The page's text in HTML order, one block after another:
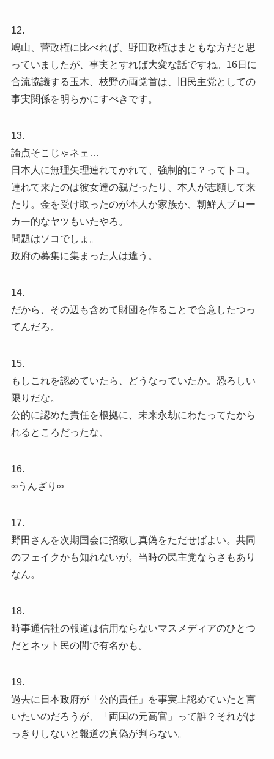
12.
鳩山、菅政権に比べれば、野田政権はまともな方だと思
っていましたが、事実とすれば大変な話ですね。16日に
合流協議する玉木、枝野の両党首は、旧民主党としての
事実関係を明らかにすべきです。
13.
論点そこじゃネェ…
日本人に無理矢理連れてかれて、強制的に？ってトコ。
連れて来たのは彼女達の親だったり、本人が志願して来
たり。金を受け取ったのが本人か家族か、朝鮮人ブロー
カー的なヤツもいたやろ。
問題はソコでしょ。
政府の募集に集まった人は違う。
14.
だから、その辺も含めて財団を作ることで合意したつっ
てんだろ。
15.
もしこれを認めていたら、どうなっていたか。恐ろしい
限りだな。
公的に認めた責任を根拠に、未来永劫にわたってたから
れるところだったな、
16.
∞うんざり∞
17.
野田さんを次期国会に招致し真偽をただせばよい。共同
のフェイクかも知れないが。当時の民主党ならさもあり
なん。
18.
時事通信社の報道は信用ならないマスメディアのひとつ
だとネット民の間で有名かも。
19.
過去に日本政府が「公的責任」を事実上認めていたと言
いたいのだろうが、「両国の元高官」って誰？それがは
っきりしないと報道の真偽が判らない。